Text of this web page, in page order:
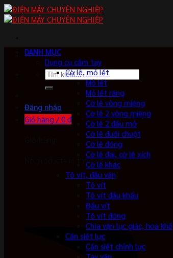
Skip
to
Tìm
kiếm:
Đăng nhập
Giỏ hàng /0 ₫
No products in the cart.
DANH MỤC
Dụng cụ cầm tay
Cờ lê, mỏ lết
Mỏ lết
Mỏ lết răng
Cờ lê vòng miệng
Cờ lê 2 vòng miệng
Cờ lê 2 đầu mở
Cờ lê đuôi chuột
Cờ lê đóng
Cờ lê đai, cờ lê xích
Cờ lê khác
Tô vít, đầu vặn
Tô vít
Tô vít đầu khẩu
Đầu vít
Tô vít đóng
Chìa vặn lục giác, hoa khế
Cần siết lực
Cần siết chỉnh lực